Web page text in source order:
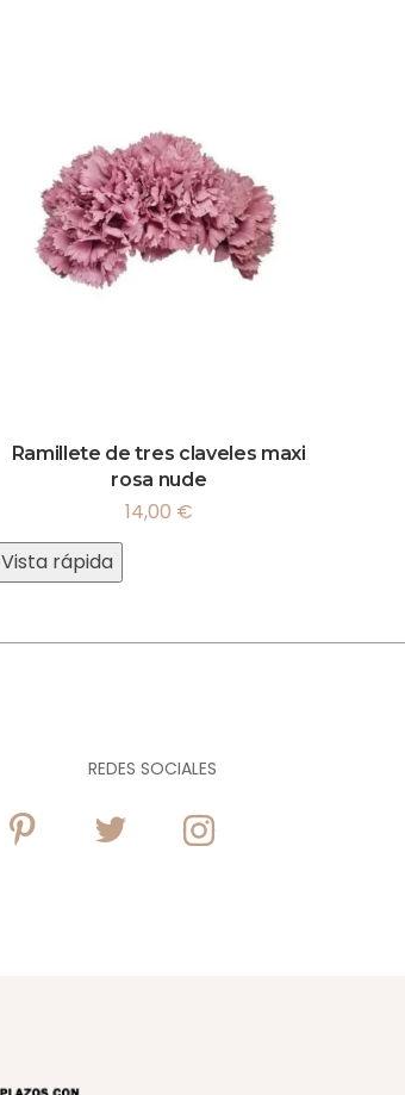
Ramillete de tres claveles maxi
rosa nude
14,00 €
Vista rápida
REDES SOCIALES